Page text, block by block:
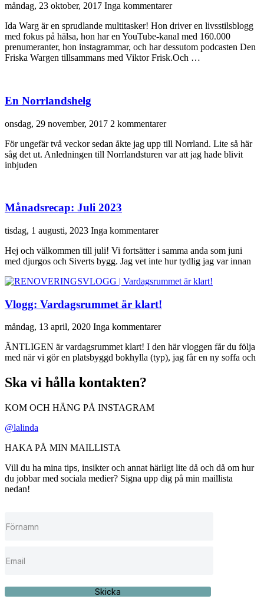
måndag, 23 oktober, 2017 Inga kommentarer
Ida Warg är en sprudlande multitasker! Hon driver en livsstilsblogg
med fokus på hälsa, hon har en YouTube-kanal med 160.000
prenumeranter, hon instagrammar, och har dessutom podcasten Den
Friska Wargen tillsammans med Viktor Frisk.Och …
En Norrlandshelg
onsdag, 29 november, 2017 2 kommentarer
För ungefär två veckor sedan åkte jag upp till Norrland. Lite så här
såg det ut. Anledningen till Norrlandsturen var att jag hade blivit
inbjuden
Månadsrecap: Juli 2023
tisdag, 1 augusti, 2023 Inga kommentarer
Hej och välkommen till juli! Vi fortsätter i samma anda som juni
med djurgos och Siverts bygg. Jag vet inte hur tydlig jag var innan
Vlogg: Vardagsrummet är klart!
måndag, 13 april, 2020 Inga kommentarer
ÄNTLIGEN är vardagsrummet klart! I den här vloggen får du följa
med när vi gör en platsbyggd bokhylla (typ), jag får en ny soffa och
Ska vi hålla kontakten?
KOM OCH HÄNG PÅ INSTAGRAM
@lalinda
HAKA PÅ MIN MAILLISTA
Vill du ha mina tips, insikter och annat härligt lite då och då om hur
du jobbar med sociala medier? Signa upp dig på min maillista
nedan!
Skicka